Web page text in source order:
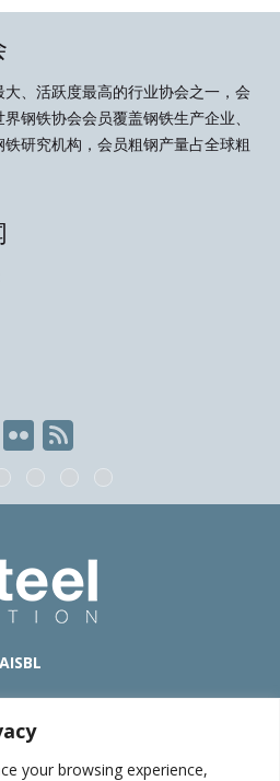
your browsing experience,
、活跃度最高的行业协会之一，会
钢铁协会会员覆盖钢铁生产企业、
研究机构，会员粗钢产量占全球粗